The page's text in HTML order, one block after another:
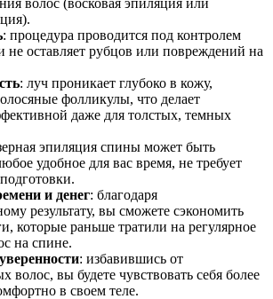
: процедура проводится под контролем
не оставляет рубцов или повреждений на
: луч проникает глубоко в кожу,
фолликулы, что делает
даже для толстых, темных
эпиляция спины может быть
удобное для вас время, не требует
и денег: благодаря
результату, вы сможете сэкономить
которые раньше тратили на регулярное
на спине.
: избавившись от
волос, вы будете чувствовать себя более
в своем теле.